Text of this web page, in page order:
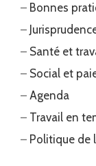
– Bonnes
–
– Santé et
– Social et
– Agenda
– Travail en
– Politique de